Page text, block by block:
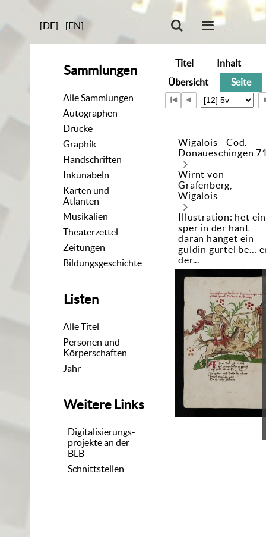
[DE] [EN]
Sammlungen
Alle Sammlungen
Autographen
Drucke
Graphik
Handschriften
Inkunabeln
Karten und
Atlanten
Musikalien
Theaterzettel
Zeitungen
Bildungsgeschichte
Listen
Alle Titel
Personen und
Körperschaften
Jahr
Weitere Links
Digitalisierungs-
projekte an der
BLB
Schnittstellen
Titel
Inhalt
Übersicht
Seite
Wigalois - Cod.
Donaueschingen
Wirnt von
Grafenberg,
Wigalois
Illustration: het ein
sper in der hant
daran hanget ein
güldin gürtel be…
der...